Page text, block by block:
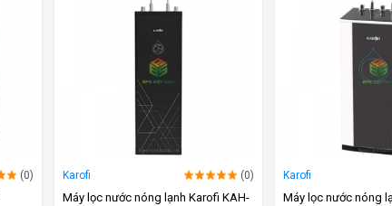
(0) Karofi (0)
Máy lọc nước nóng lạnh Karofi KAH-
Karofi
Máy lọc nước nóng